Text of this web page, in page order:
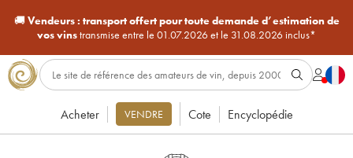
🚚Vendeurs : transport offert pour toute demande d’estimation de
vos vinstransmise entre le 01.07.2026 et le 31.08.2026 inclus*
Acheter VENDRE Cote Encyclopédie